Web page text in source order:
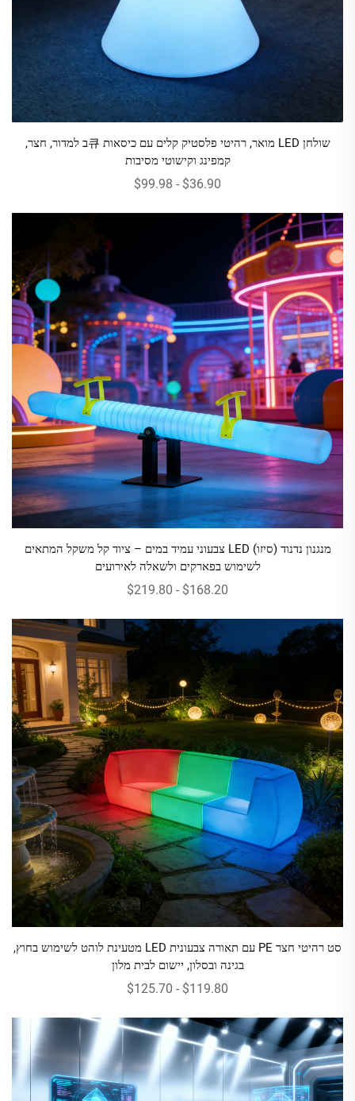
שולחן LED מואר, רהיטי פלסטיק קלים עם כיסאות 큐ב למדור, חצר,
קמפינג וקישוטי מסיבות
$36.90 - $99.98
מנגנון נדנוד (סיזו) LED צבעוני עמיד במים – ציוד קל משקל המתאים
לשימוש בפארקים ולשאלה לאירועים
$168.20 - $219.80
סט רהיטי חצר PE עם תאורה צבעונית LED מטעינת לוהט לשימוש בחוץ,
בגינה ובסלון, יישום לבית מלון
$119.80 - $125.70